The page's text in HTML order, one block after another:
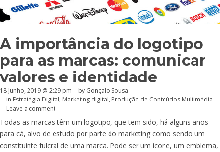
A importância do logotipo
para as marcas: comunicar
valores e identidade
18 Junho, 2019 @ 2:29 pm by Gonçalo Sousa
in Estratégia Digital, Marketing digital, Produção de Conteúdos Multimédia
Leave a comment
Todas as marcas têm um logotipo, que tem sido, há alguns anos
para cá, alvo de estudo por parte do marketing como sendo um
constituinte fulcral de uma marca. Pode ser um ícone, um emblema,